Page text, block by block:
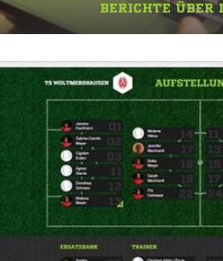
BERICHTE ÜBER